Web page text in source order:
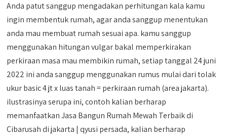
Anda patut sanggup mengadakan perhitungan kala kamu
ingin membentuk rumah, agar anda sanggup menentukan
anda mau membuat rumah sesuai apa. kamu sanggup
menggunakan hitungan vulgar bakal memperkirakan
perkiraan masa mau membikin rumah, setiap tanggal 24 juni
2022 ini anda sanggup menggunakan rumus mulai dari tolak
ukur basic 4 jt x luas tanah = perkiraan rumah (area jakarta).
ilustrasinya serupa ini, contoh kalian berharap
memanfaatkan Jasa Bangun Rumah Mewah Terbaik di
Cibarusah di jakarta | qyusi persada, kalian berharap